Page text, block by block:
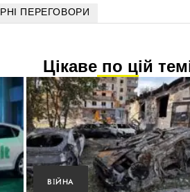
ПЕРЕГОВОРИ
Цікаве по цій
ВІЙНА